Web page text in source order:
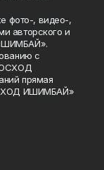
фото-, видео-,
авторского и
с
прямая
ИШИМБАЙ»